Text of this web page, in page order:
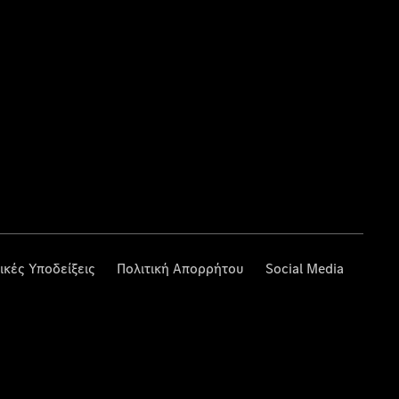
Υποδείξεις Πολιτική Απορρήτου Social Media